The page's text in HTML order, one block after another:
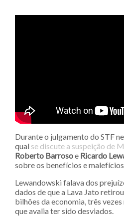
Durante o julgamento do STF
qual se discute a suspeição de
Roberto Barrosoe Ricardo
sobre os benefícios e
Lewandowski falava dos
dados de que a Lava Jato
bilhões da economia, três
que avalia ter sido desviados.